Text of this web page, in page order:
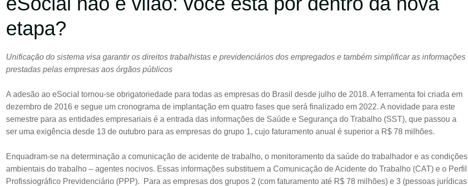
etapa?
Unificação do sistema visa garantir os direitos trabalhistas e previdenciários dos empregados e também simplificar as informações
prestadas pelas empresas aos órgãos públicos
A adesão ao eSocial tornou-se obrigatoriedade para todas as empresas do Brasil desde julho de 2018. A ferramenta foi criada em
dezembro de 2016 e segue um cronograma de implantação em quatro fases que será finalizado em 2022. A novidade para este
semestre para as entidades empresariais é a entrada das informações de Saúde e Segurança do Trabalho (SST), que passou a
ser uma exigência desde 13 de outubro para as empresas do grupo 1, cujo faturamento anual é superior a R$ 78 milhões.
Enquadram-se na determinação a comunicação de acidente de trabalho, o monitoramento da saúde do trabalhador e as condições
ambientais do trabalho – agentes nocivos. Essas informações substituem a Comunicação de Acidente do Trabalho (CAT) e o Perfil
Profissiográfico Previdenciário (PPP). Para as empresas dos grupos 2 (com faturamento até R$ 78 milhões) e 3 (pessoas jurídicas